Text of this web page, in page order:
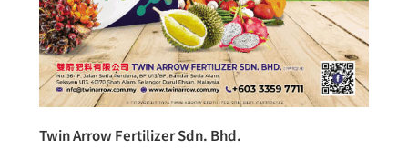
Twin Arrow Fertilizer Sdn. Bhd.